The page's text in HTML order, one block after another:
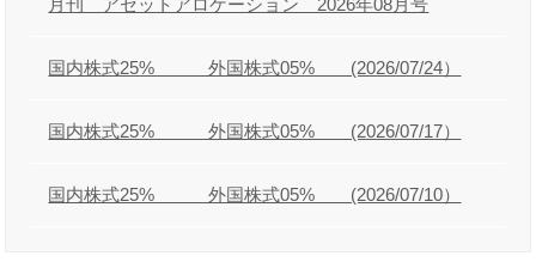
国内株式25% 外国株式05% (2026/07/24）
国内株式25% 外国株式05% (2026/07/17）
国内株式25% 外国株式05% (2026/07/10）